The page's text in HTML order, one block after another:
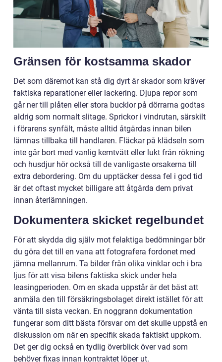
Gränsen för kostsamma skador
Det som däremot kan stå dig dyrt är skador som kräver
faktiska reparationer eller lackering. Djupa repor som
går ner till plåten eller stora bucklor på dörrarna godtas
aldrig som normalt slitage. Sprickor i vindrutan, särskilt
i förarens synfält, måste alltid åtgärdas innan bilen
lämnas tillbaka till handlaren. Fläckar på klädseln som
inte går bort med vanlig kemtvätt eller lukt från rökning
och husdjur hör också till de vanligaste orsakerna till
extra debordering. Om du upptäcker dessa fel i god tid
är det oftast mycket billigare att åtgärda dem privat
innan återlämningen.
Dokumentera skicket regelbundet
För att skydda dig själv mot felaktiga bedömningar bör
du göra det till en vana att fotografera fordonet med
jämna mellanrum. Ta bilder från olika vinklar och i bra
ljus för att visa bilens faktiska skick under hela
leasingperioden. Om en skada uppstår är det bäst att
anmäla den till försäkringsbolaget direkt istället för att
vänta till sista veckan. En noggrann dokumentation
fungerar som ditt bästa försvar om det skulle uppstå en
diskussion om när en specifik skada faktiskt uppkom.
Det ger dig också en tydlig överblick över vad som
behöver fixas innan kontraktet löper ut.